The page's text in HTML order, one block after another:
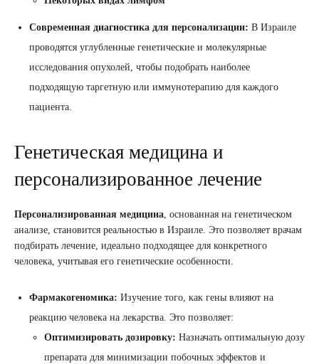
Современная диагностика для персонализации: В Израиле
проводятся углубленные генетические и молекулярные
исследования опухолей, чтобы подобрать наиболее
подходящую таргетную или иммунотерапию для каждого
пациента.
Генетическая медицина и
персонализированное лечение
Персонализированная медицина, основанная на генетическом
анализе, становится реальностью в Израиле. Это позволяет врачам
подбирать лечение, идеально подходящее для конкретного
человека, учитывая его генетические особенности.
Фармакогеномика: Изучение того, как гены влияют на
реакцию человека на лекарства. Это позволяет:
Оптимизировать дозировку: Назначать оптимальную дозу
препарата для минимизации побочных эффектов и